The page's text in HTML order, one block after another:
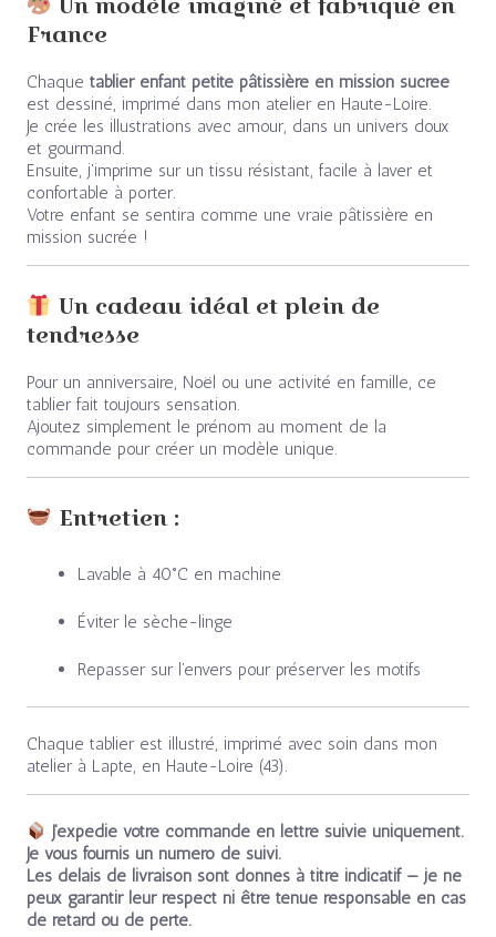
France
Chaque tablier enfant petite pâtissière en mission sucrée
est dessiné, imprimé dans mon atelier en Haute-Loire.
Je crée les illustrations avec amour, dans un univers doux
et gourmand.
Ensuite, j’imprime sur un tissu résistant, facile à laver et
confortable à porter.
Votre enfant se sentira comme une vraie pâtissière en
mission sucrée !
Un cadeau idéal et plein de
tendresse
Pour un anniversaire, Noël ou une activité en famille, ce
tablier fait toujours sensation.
Ajoutez simplement le prénom au moment de la
commande pour créer un modèle unique.
Entretien :
Lavable à 40°C en machine
Éviter le sèche-linge
Repasser sur l’envers pour préserver les motifs
Chaque tablier est illustré, imprimé avec soin dans mon
atelier à Lapte, en Haute-Loire (43).
J’expédie votre commande en lettre suivie uniquement.
Je vous fournis un numéro de suivi.
Les délais de livraison sont donnés à titre indicatif — je ne
peux garantir leur respect ni être tenue responsable en cas
de retard ou de perte.